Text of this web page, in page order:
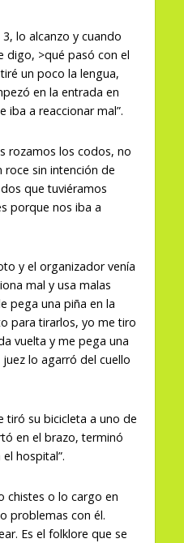
lo alcanzo y cuando
digo, >qué pasó con el
un poco la lengua,
en la entrada en
iba a reaccionar mal”.
rozamos los codos, no
sin intención de
que tuviéramos
porque nos iba a
y el organizador venía
mal y usa malas
pega una piña en la
para tirarlos, yo me tiro
vuelta y me pega una
lo agarró del cuello
tiró su bicicleta a uno de
en el brazo, terminó
hospital”.
chistes o lo cargo en
problemas con él.
Es el folklore que se